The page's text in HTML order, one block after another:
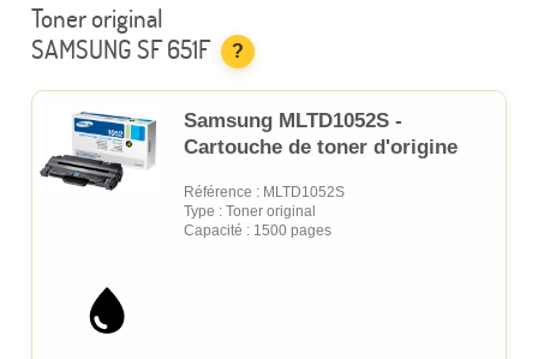
Toner original
SAMSUNG SF 651F
?
Samsung MLTD1052S -
Cartouche de toner d'origine
Référence : MLTD1052S
Type : Toner original
Capacité : 1500 pages